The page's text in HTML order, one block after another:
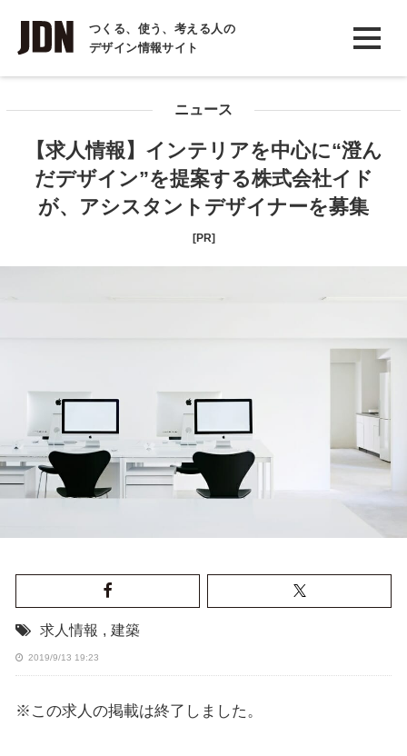
つくる、使う、考える人の
デザイン情報サイト
INTERVIEW
インタビュー
COLUMN
コラム
ニュース
【求人情報】インテリアを中心に“澄ん
だデザイン”を提案する株式会社イド
が、アシスタントデザイナーを募集
[PR]
求人情報 , 建築
2019/9/13 19:23
※この求人の掲載は終了しました。